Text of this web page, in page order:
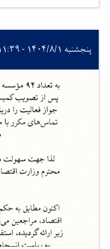
پنجشنبه ۱۴۰۴/۸/۱ - ۱۱:۳۹